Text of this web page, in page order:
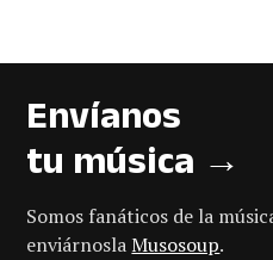
Envíanos
tu música →
Somos fanáticos de la
enviárnoslaMusosoup.